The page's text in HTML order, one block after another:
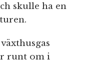
skulle ha en
runt om i